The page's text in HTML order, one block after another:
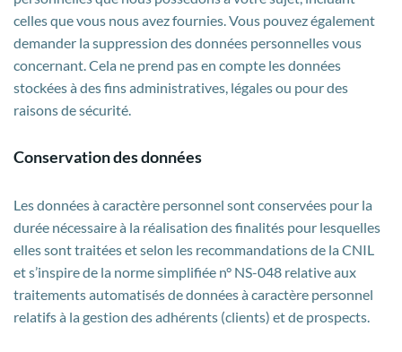
celles que vous nous avez fournies. Vous pouvez également
demander la suppression des données personnelles vous
concernant. Cela ne prend pas en compte les données
stockées à des fins administratives, légales ou pour des
raisons de sécurité.
Conservation des données
Les données à caractère personnel sont conservées pour la
durée nécessaire à la réalisation des finalités pour lesquelles
elles sont traitées et selon les recommandations de la CNIL
et s’inspire de la norme simplifiée n° NS-048 relative aux
traitements automatisés de données à caractère personnel
relatifs à la gestion des adhérents (clients) et de prospects.